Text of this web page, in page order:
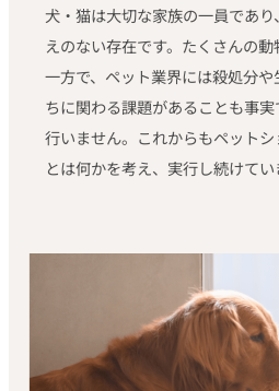
犬・猫は大切な家族の一員であ
えのない存在です。たくさんの
一方で、ペット業界には殺処分
ちに関わる課題があることも事
行いません。これからもペット
とは何かを考え、実行し続けてい